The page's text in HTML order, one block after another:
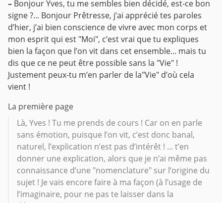
– Bonjour Yves, tu me sembles bien décidé, est-ce bon
signe ?... Bonjour Prêtresse, j’ai apprécié tes paroles
d’hier, j’ai bien conscience de vivre avec mon corps et
mon esprit qui est "Moi", c’est vrai que tu expliques
bien la façon que l’on vit dans cet ensemble... mais tu
dis que ce ne peut être possible sans la "Vie" !
Justement peux-tu m’en parler de la"Vie" d’où cela
vient !
La première page
Là, Yves ! Tu me prends de cours ! Car on en parle
sans émotion, puisque l’on vit, c’est donc banal,
naturel, l’explication n’est pas d’intérêt ! ... t’en
donner une explication, alors que je n’ai même pas
connaissance d’une "nomenclature" sur l’origine du
sujet ! Je vais encore faire à ma façon (à l’usage de
l’imaginaire, pour ne pas te laisser dans la